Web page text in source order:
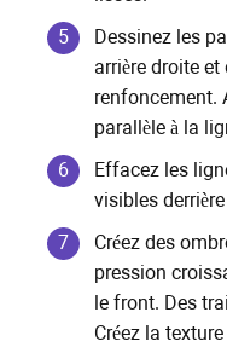
Dessinez les
arrière droite
renfoncement.
parallèle à la
Effacez les
visibles
Créez des
pression
le front. Des
Créez la